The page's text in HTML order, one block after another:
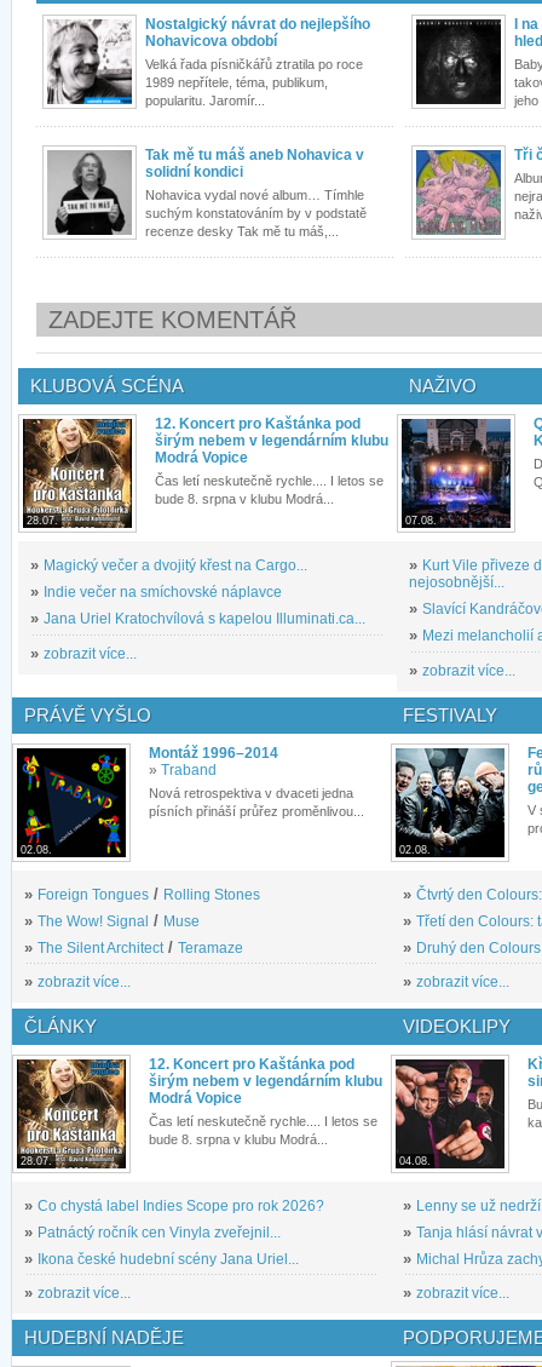
Nostalgický návrat do nejlepšího
Nohavicova období
Velká řada písničkářů ztratila po roce
1989 nepřítele, téma, publikum,
popularitu. Jaromír...
I
jeho
Tak mě tu máš aneb Nohavica v
solidní kondici
Nohavica vydal nové album… Tímhle
suchým konstatováním by v podstatě
recenze desky Tak mě tu máš,...
Tři
ZADEJTE KOMENTÁŘ
KLUBOVÁ SCÉNA
28.07.
12. Koncert pro Kaštánka pod
širým nebem v legendárním klubu
Modrá Vopice
Čas letí neskutečně rychle.... I letos se
bude 8. srpna v klubu Modrá...
» Magický večer a dvojitý křest na Cargo...
» Indie večer na smíchovské náplavce
» Jana Uriel Kratochvílová s kapelou Illuminati.ca...
» zobrazit více...
NAŽIVO
07.08.
» Kurt Vile přiveze
nejosobnější...
» Slavící
» Mezi melancholií
» zobrazit více...
PRÁVĚ VYŠLO
02.08.
Montáž 1996–2014
» Traband
Nová retrospektiva v dvaceti jedna
písních přináší průřez proměnlivou...
» Foreign Tongues / Rolling Stones
» The Wow! Signal / Muse
» The Silent Architect / Teramaze
» zobrazit více...
FESTIVALY
02.08.
V
» Čtvrtý den
» Třetí den Colours:
» Druhý den
» zobrazit více...
ČLÁNKY
28.07.
12. Koncert pro Kaštánka pod
širým nebem v legendárním klubu
Modrá Vopice
Čas letí neskutečně rychle.... I letos se
bude 8. srpna v klubu Modrá...
» Co chystá label Indies Scope pro rok 2026?
» Patnáctý ročník cen Vinyla zveřejnil...
»
Ikona české hudební scény Jana Uriel...
» zobrazit více...
VIDEOKLIPY
04.08.
» Lenny se už
» Tanja hlásí návrat
» Michal Hrůza
» zobrazit více...
HUDEBNÍ NADĚJE